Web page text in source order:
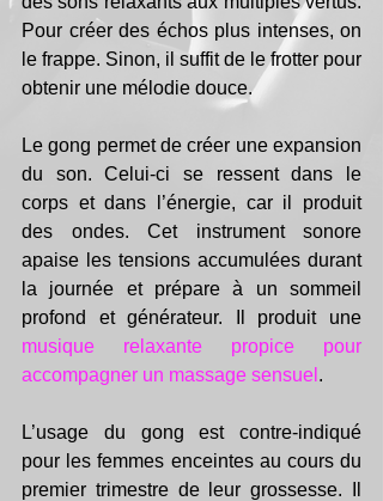
Pour créer des échos plus intenses, on
le frappe. Sinon, il suffit de le frotter pour
obtenir une mélodie douce.
Le gong permet de créer une expansion
du son. Celui-ci se ressent dans le
corps et dans l’énergie, car il produit
des ondes. Cet instrument sonore
apaise les tensions accumulées durant
la journée et prépare à un sommeil
musique relaxante propice pour
accompagner un massage sensuel .
L’usage du gong est contre-indiqué
pour les femmes enceintes au cours du
premier trimestre de leur grossesse. Il